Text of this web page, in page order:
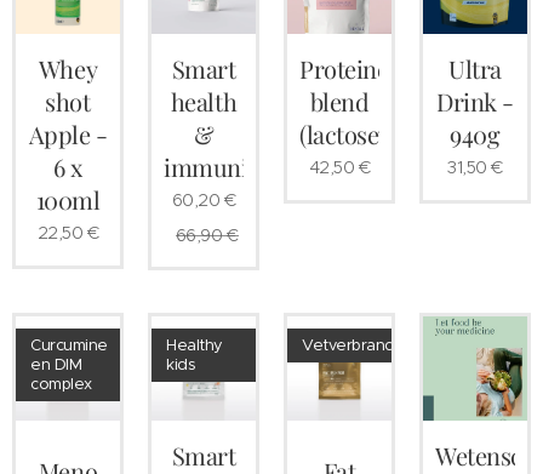
Whey
shot
Apple -
6 x
100ml
22,50 €
Smart
health
&
immunity
60,20 €
66,90€
Proteine
blend
(lactosevrij)
42,50 €
Ultra
Drink -
940g
31,50 €
Curcumine
en DIM
complex
Smart
Healthy
kids
Vetverbranding